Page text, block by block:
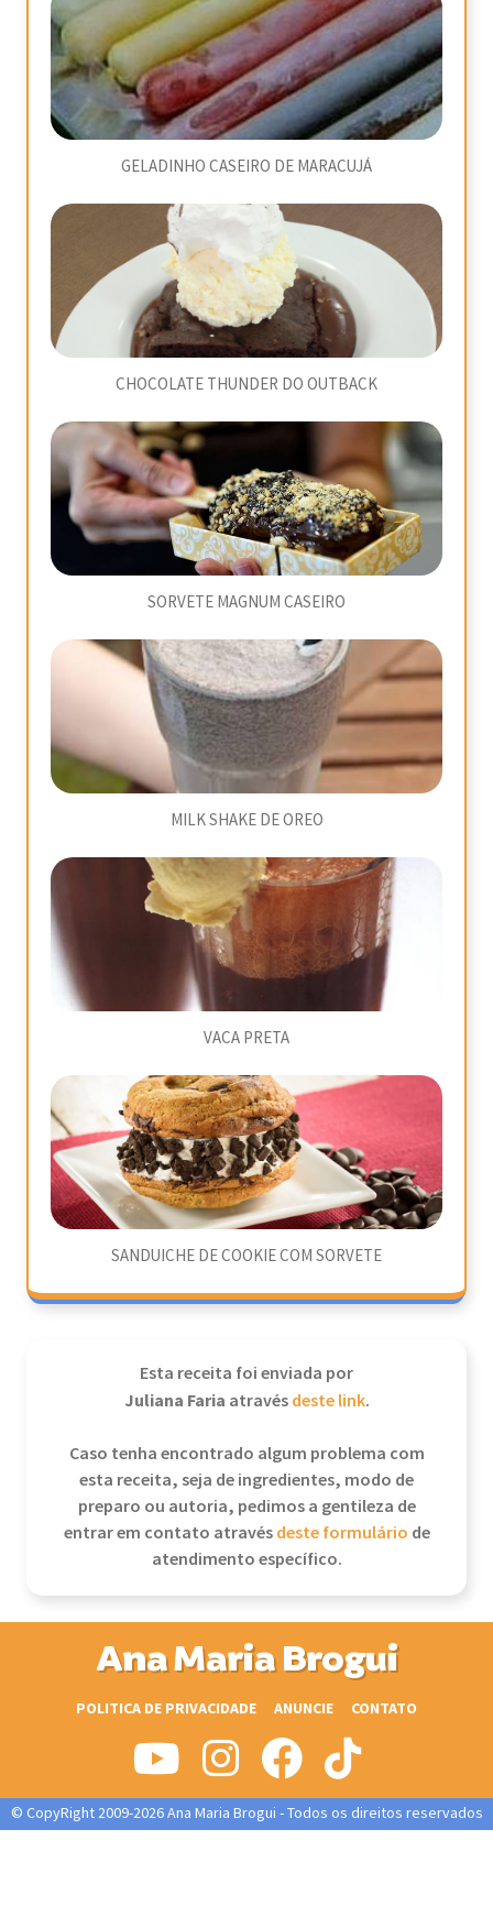
GELADINHO CASEIRO DE MARACUJÁ
CHOCOLATE THUNDER DO OUTBACK
SORVETE MAGNUM CASEIRO
MILK SHAKE DE OREO
VACA PRETA
SANDUICHE DE COOKIE COM SORVETE
Esta receita foi enviada por
Juliana Faria atravésdeste link.
Caso tenha encontrado algum problema com
esta receita, seja de ingredientes, modo de
preparo ou autoria, pedimos a gentileza de
entrar em contato atravésdeste formulário de
atendimento específico.
Ana Maria Brogui
POLITICA DE PRIVACIDADE ANUNCIE CONTATO
© CopyRight 2009-2026 Ana Maria Brogui - Todos os direitos reservados